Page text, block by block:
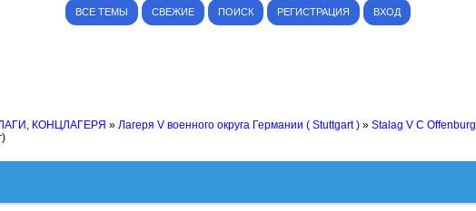
ВСЕ ТЕМЫ СВЕЖИЕ ПОИСК РЕГИСТРАЦИЯ ВХОД
КОНЦЛАГЕРЯ » Лагеря V военного округа Германии ( Stuttgart ) » Stalag V C Offenburg